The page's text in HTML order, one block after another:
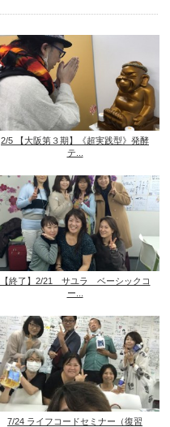
2/5 【大阪第３期】《超実践型》発酵
テ...
【終了】2/21 サユラ ベーシックコ
ー...
7/24 ライフコードセミナー（復習